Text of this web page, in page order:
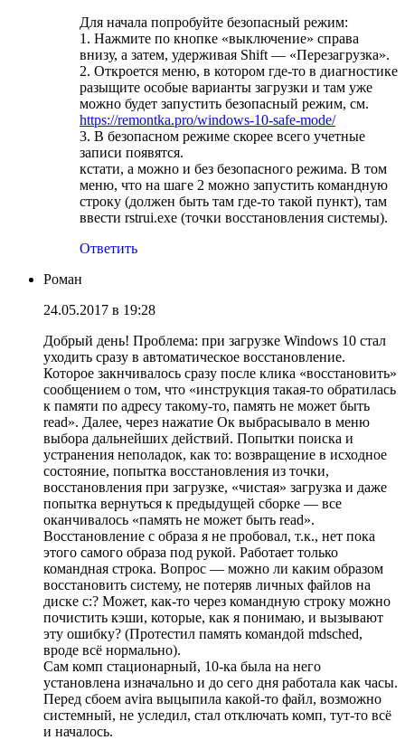
Для начала попробуйте безопасный режим:
1. Нажмите по кнопке «выключение» справа
внизу, а затем, удерживая Shift — «Перезагрузка».
2. Откроется меню, в котором где-то в диагностике
разыщите особые варианты загрузки и там уже
можно будет запустить безопасный режим, см.
https://remontka.pro/windows-10-safe-mode/
3. В безопасном режиме скорее всего учетные
записи появятся.
кстати, а можно и без безопасного режима. В том
меню, что на шаге 2 можно запустить командную
строку (должен быть там где-то такой пункт), там
ввести rstrui.exe (точки восстановления системы).
Ответить
Роман
24.05.2017 в 19:28
Добрый день! Проблема: при загрузке Windows 10 стал
уходить сразу в автоматическое восстановление.
Которое закнчивалось сразу после клика «восстановить»
сообщением о том, что «инструкция такая-то обратилась
к памяти по адресу такому-то, память не может быть
read». Далее, через нажатие Ок выбрасывало в меню
выбора дальнейших действий. Попытки поиска и
устранения неполадок, как то: возвращение в исходное
состояние, попытка восстановления из точки,
восстановления при загрузке, «чистая» загрузка и даже
попытка вернуться к предыдущей сборке — все
оканчивалось «память не может быть read».
Восстановление с образа я не пробовал, т.к., нет пока
этого самого образа под рукой. Работает только
командная строка. Вопрос — можно ли каким образом
восстановить систему, не потеряв личных файлов на
диске с:? Может, как-то через командную строку можно
почистить кэши, которые, как я понимаю, и вызывают
эту ошибку? (Протестил память командой mdsched,
вроде всё нормально).
Сам комп стационарный, 10-ка была на него
установлена изначально и до сего дня работала как часы.
Перед сбоем avira выцыпила какой-то файл, возможно
системный, не уследил, стал отключать комп, тут-то всё
и началось.